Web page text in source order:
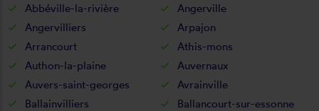
Abbéville-la-rivière
Angerville
Angervilliers
Arpajon
Arrancourt
Athis-mons
Authon-la-plaine
Auvernaux
Auvers-saint-georges
Avrainville
Ballainvilliers
Ballancourt-sur-essonne